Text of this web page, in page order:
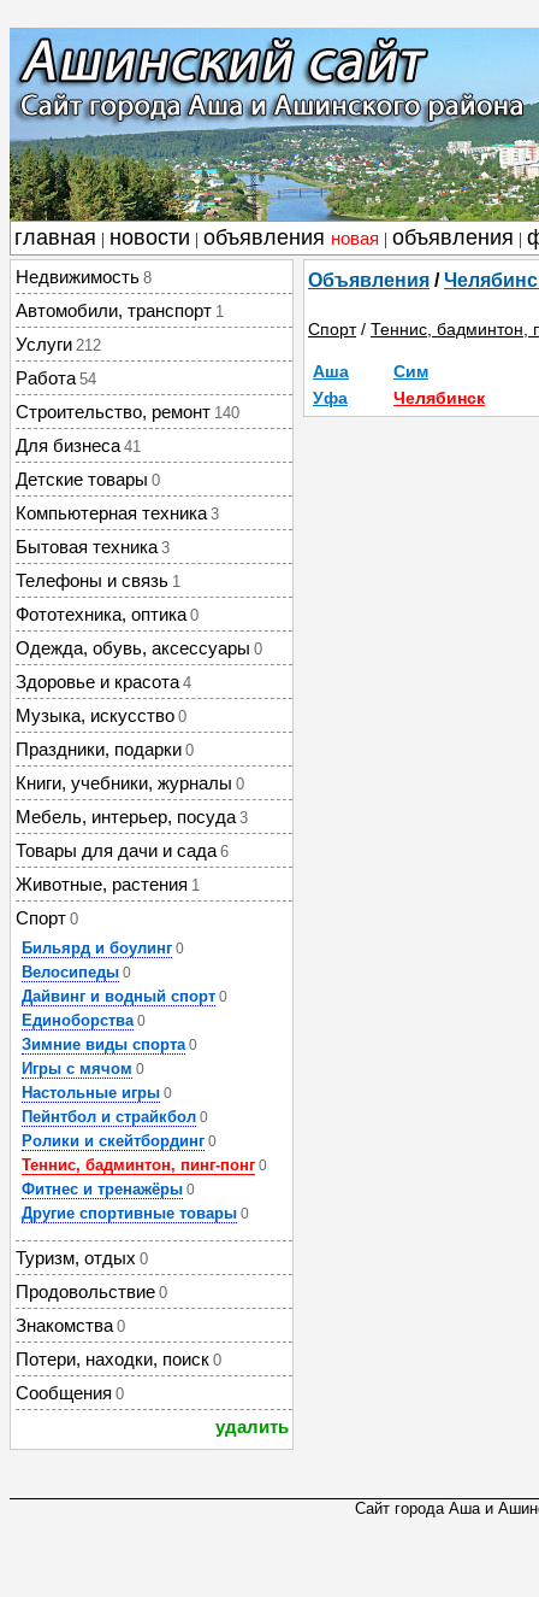
главная новости объявления новая объявления
Недвижимость 8
Автомобили, транспорт 1
Услуги 212
Работа 54
Строительство, ремонт 140
Для бизнеса 41
Детские товары 0
Компьютерная техника 3
Бытовая техника 3
Телефоны и связь 1
Фототехника, оптика 0
Одежда, обувь, аксессуары 0
Здоровье и красота 4
Музыка, искусство 0
Праздники, подарки 0
Книги, учебники, журналы 0
Мебель, интерьер, посуда 3
Товары для дачи и сада 6
Животные, растения 1
Спорт 0
Бильярд и боулинг 0
Велосипеды 0
Дайвинг и водный спорт 0
Единоборства 0
Зимние виды спорта 0
Игры с мячом 0
Настольные игры 0
Пейнтбол и страйкбол 0
Ролики и скейтбординг 0
Теннис, бадминтон, пинг-понг 0
Фитнес и тренажёры 0
Другие спортивные товары 0
Туризм, отдых 0
Продовольствие 0
Знакомства 0
Потери, находки, поиск 0
Сообщения 0
удалить
Объявления /
Спорт/ Теннис, бадминтон,
Аша
Сим
Уфа
Челябинск
Сайт города Аша и